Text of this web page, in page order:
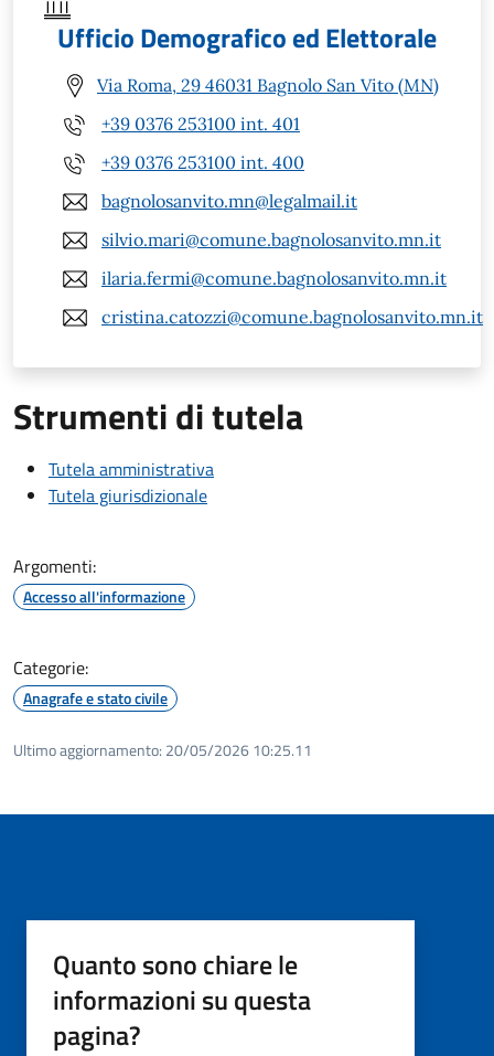
Ufficio Demografico ed Elettorale
Via Roma, 29 46031 Bagnolo San Vito (MN)
+39 0376 253100 int. 401
+39 0376 253100 int. 400
bagnolosanvito.mn@legalmail.it
silvio.mari@comune.bagnolosanvito.mn.it
ilaria.fermi@comune.bagnolosanvito.mn.it
cristina.catozzi@comune.bagnolosanvito.mn.it
Strumenti di tutela
Tutela amministrativa
Tutela giurisdizionale
Argomenti:
Accesso all'informazione
Categorie:
Anagrafe e stato civile
Ultimo aggiornamento: 20/05/2026 10:25.11
Quanto sono chiare le
informazioni su questa
pagina?